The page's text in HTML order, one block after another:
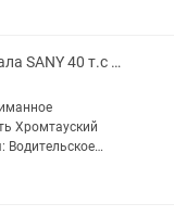
Водитель самосвала SANY 40 т.с прицепом на вахту Актюбинская область
Хромтауский